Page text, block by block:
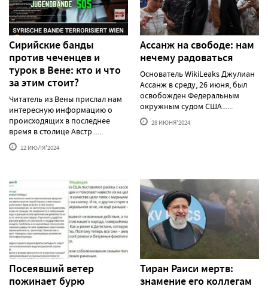
Сирийские банды
против чеченцев и
турок в Вене: кто и что
за этим стоит?
Читатель из Вены прислал нам
интересную информацию о
происходящих в последнее
время в столице Австр......
12 ИЮЛЯ'2024
Ассанж на свободе: нам
нечему радоваться
Основатель WikiLeaks Джулиан
Ассанж в среду, 26 июня, был
освобожден Федеральным
окружным судом США......
28 ИЮНЯ'2024
Посеявший ветер
пожинает бурю
Тиран Раиси мертв:
знамение его коллегам